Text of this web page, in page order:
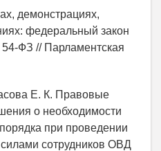
демонстрациях,
федеральный закон
ФЗ // Парламентская
Е. К. Правовые
о необходимости
при проведении
сотрудников ОВД